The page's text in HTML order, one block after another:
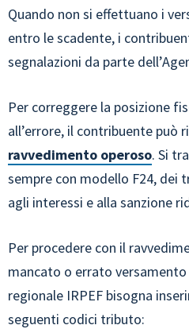
Quando non si effettuano i
entro le scadente, i
segnalazioni da parte
Per correggere la posizione
all’errore, il contribuente può
ravvedimento operoso. Si
sempre con modello F24, dei
agli interessi e alla sanzione
Per procedere con il
mancato o errato versamento
regionale IRPEF bisogna
seguenti codici tributo: